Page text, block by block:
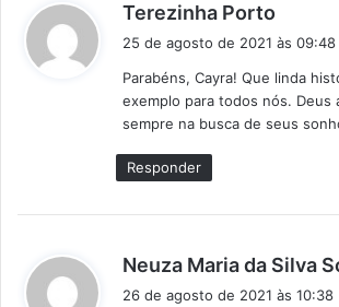
Terezinha Porto
s
e
:
25 de agosto de 2021 às 09:48
Parabéns, Cayra! Que linda
exemplo para todos nós. Deus
sempre na busca de seus
Responder
Neuza Maria da Silva
26 de agosto de 2021 às 10:38